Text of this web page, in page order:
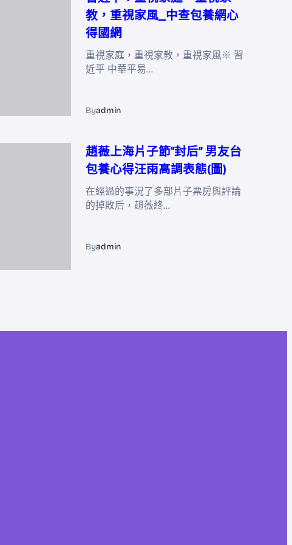
教，重視家風_中查包養網心
得國網
重視家庭，重視家教，重視家風※ 習
近平 中華平易…
Byadmin
趙薇上海片子節“封后” 男友台
包養心得汪雨高調表態(圖)
在經過的事況了多部片子票房與評論
的掉敗后，趙薇終…
Byadmin